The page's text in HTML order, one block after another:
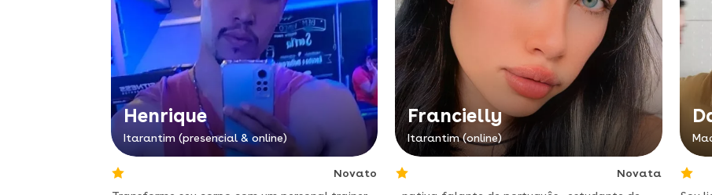
Henrique
Itarantim (presencial & online)
Novato
Francielly
Itarantim (online)
Novata